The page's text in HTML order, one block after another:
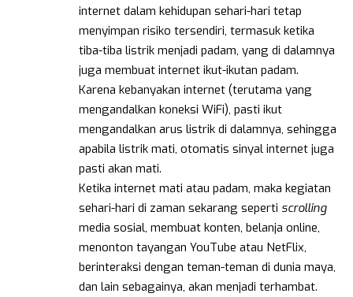
internet dalam kehidupan sehari-hari tetap
menyimpan risiko tersendiri, termasuk ketika
tiba-tiba listrik menjadi padam, yang di dalamnya
juga membuat internet ikut-ikutan padam.
Karena kebanyakan internet (terutama yang
mengandalkan koneksi WiFi), pasti ikut
mengandalkan arus listrik di dalamnya, sehingga
apabila listrik mati, otomatis sinyal internet juga
pasti akan mati.
Ketika internet mati atau padam, maka kegiatan
sehari-hari di zaman sekarang seperti scrolling
media sosial, membuat konten, belanja online,
menonton tayangan YouTube atau NetFlix,
berinteraksi dengan teman-teman di dunia maya,
dan lain sebagainya, akan menjadi terhambat.